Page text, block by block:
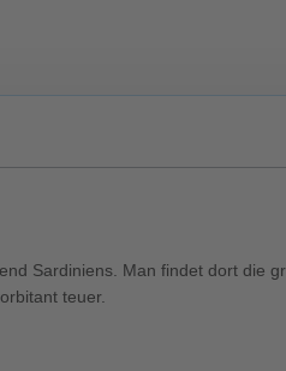
Sardiniens. Man findet dort die
teuer.